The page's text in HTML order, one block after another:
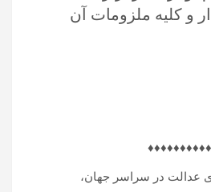
و‌ کلیه ملزومات آن
♦️♦️♦️♦️♦️♦️♦️♦️♦️♦️
عدالت در سراسر جهان،